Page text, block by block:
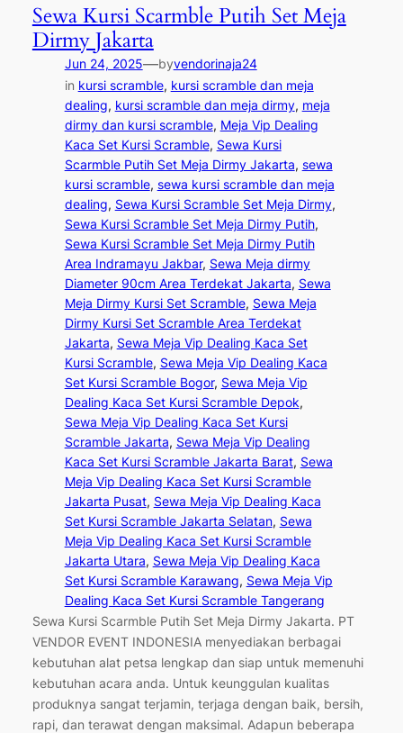
Sewa Kursi Scarmble Putih Set Meja
Dirmy Jakarta
Jun 24, 2025—byvendorinaja24
in kursi scramble, kursi scramble dan meja
dealing, kursi scramble dan meja dirmy, meja
dirmy dan kursi scramble, Meja Vip Dealing
Kaca Set Kursi Scramble, Sewa Kursi
Scarmble Putih Set Meja Dirmy Jakarta, sewa
kursi scramble, sewa kursi scramble dan meja
dealing, Sewa Kursi Scramble Set Meja Dirmy
Sewa Kursi Scramble Set Meja Dirmy Putih
Sewa Kursi Scramble Set Meja Dirmy Putih
Area Indramayu Jakbar, Sewa Meja dirmy
Diameter 90cm Area Terdekat Jakarta, Sewa
Meja Dirmy Kursi Set Scramble, Sewa Meja
Dirmy Kursi Set Scramble Area Terdekat
Jakarta, Sewa Meja Vip Dealing Kaca Set
Kursi Scramble, Sewa Meja Vip Dealing Kaca
Set Kursi Scramble Bogor, Sewa Meja Vip
Dealing Kaca Set Kursi Scramble Depok
Sewa Meja Vip Dealing Kaca Set Kursi
Scramble Jakarta, Sewa Meja Vip Dealing
Kaca Set Kursi Scramble Jakarta Barat, Sewa
Meja Vip Dealing Kaca Set Kursi Scramble
Jakarta Pusat, Sewa Meja Vip Dealing Kaca
Set Kursi Scramble Jakarta Selatan, Sewa
Meja Vip Dealing Kaca Set Kursi Scramble
Jakarta Utara, Sewa Meja Vip Dealing Kaca
Set Kursi Scramble Karawang, Sewa Meja Vip
Dealing Kaca Set Kursi Scramble Tangerang
Sewa Kursi Scarmble Putih Set Meja Dirmy Jakarta. PT
VENDOR EVENT INDONESIA menyediakan berbagai
kebutuhan alat petsa lengkap dan siap untuk memenuhi
kebutuhan acara anda. Untuk keunggulan kualitas
produknya sangat terjamin, terjaga dengan baik, bersih,
rapi, dan terawat dengan maksimal. Adapun beberapa